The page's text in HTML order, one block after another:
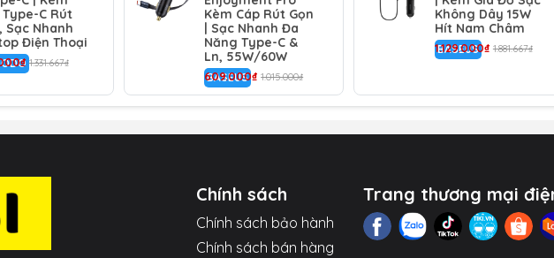
Type-C Rút
Sạc Nhanh
Điện Thoại
1.331.667₫
Kèm Cáp Rút Gọn
| Sạc Nhanh Đa
Năng Type-C &
Ln, 55W/60W
609.000₫ 1.015.000₫
BASEUS
Không Dây 15W
Hít Nam Châm
1.129.000₫ 1.881.667₫
BASEUS
Chính sách
Chính sách bảo hành
Chính sách bán hàng
Trang thương mại